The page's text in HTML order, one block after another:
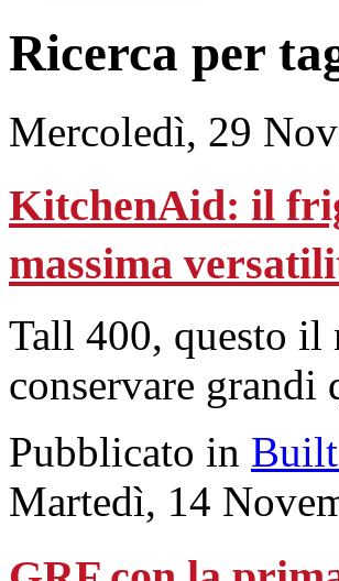
Ricerca per
Mercoledì, 29
KitchenAid: il
massima
Tall 400, questo il
conservare
Pubblicato in
Martedì, 14